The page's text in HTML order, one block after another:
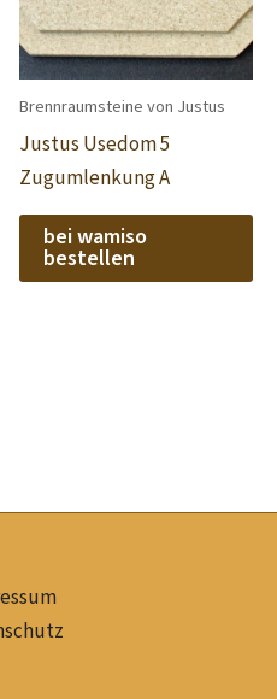
Brennraumsteine von Justus
Justus Usedom 5
Zugumlenkung A
bei wamiso
bestellen